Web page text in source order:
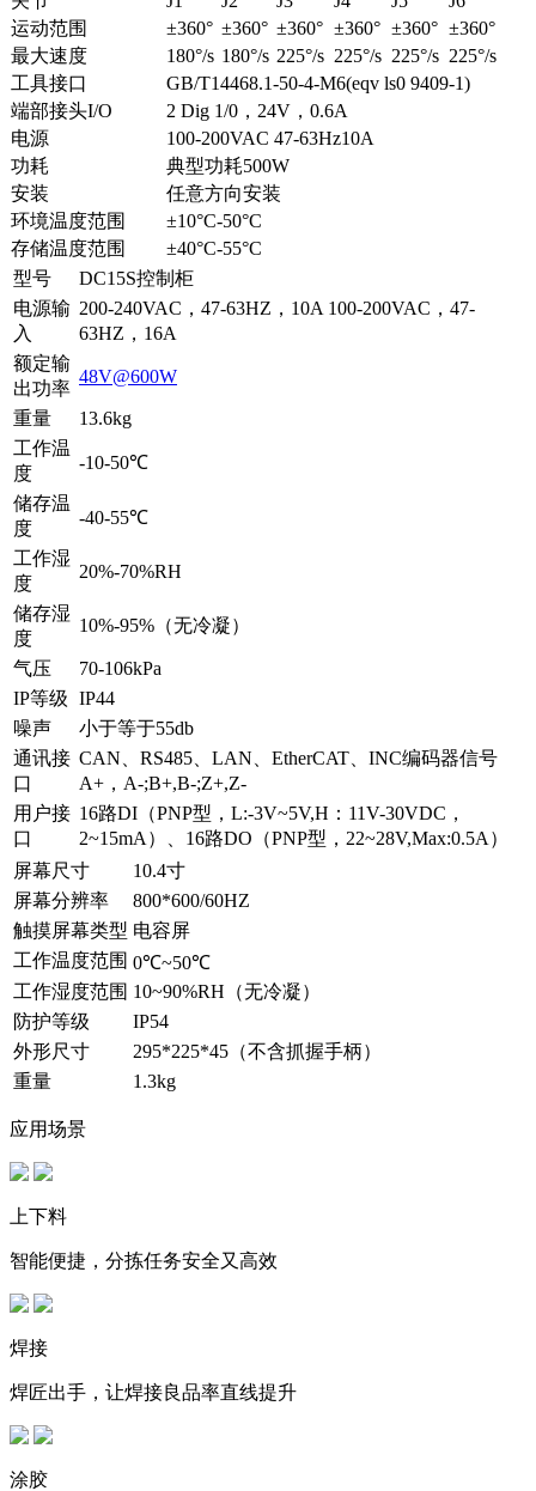
运动范围
±360° ±360° ±360° ±360° ±360° ±360°
最大速度
180°/s 180°/s 225°/s 225°/s 225°/s 225°/s
工具接口
GB/T14468.1-50-4-M6(eqv ls0 9409-1)
端部接头I/O
2 Dig 1/0，24V，0.6A
电源
100-200VAC 47-63Hz10A
功耗
典型功耗500W
安装
任意方向安装
环境温度范围
±10°C-50°C
存储温度范围
±40°C-55°C
型号
DC15S控制柜
电源输
入
200-240VAC，47-63HZ，10A 100-200VAC，47-
63HZ，16A
额定输
出功率
48V@600W
重量
13.6kg
工作温
度
-10-50℃
储存温
度
-40-55℃
工作湿
度
20%-70%RH
储存湿
度
10%-95%（无冷凝）
气压
70-106kPa
IP等级 IP44
噪声
小于等于55db
通讯接
口
CAN、RS485、LAN、EtherCAT、INC编码器信号
A+，A-;B+,B-;Z+,Z-
用户接
口
16路DI（PNP型，L:-3V~5V,H：11V-30VDC，
2~15mA）、16路DO（PNP型，22~28V,Max:0.5A）
屏幕尺寸
10.4寸
屏幕分辨率
800*600/60HZ
触摸屏幕类型 电容屏
工作温度范围 0℃~50℃
工作湿度范围 10~90%RH（无冷凝）
防护等级
IP54
外形尺寸
295*225*45（不含抓握手柄）
重量
1.3kg
应用场景
上下料
智能便捷，分拣任务安全又高效
焊接
焊匠出手，让焊接良品率直线提升
涂胶